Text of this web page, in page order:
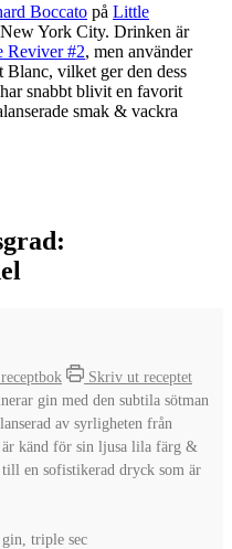
Boccato på Little
York City. Drinken är
Reviver #2, men använder
vilket ger den dess
snabbt blivit en favorit
smak & vackra
Skriv ut receptet
gin med den subtila sötman
av syrligheten från
är känd för sin ljusa lila färg &
en sofistikerad dryck som är
triple sec